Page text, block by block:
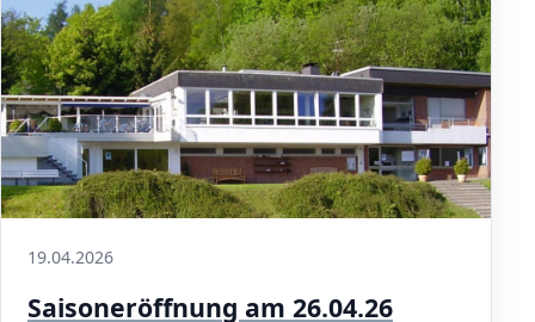
19.04.2026
Saisoneröffnung am 26.04.26